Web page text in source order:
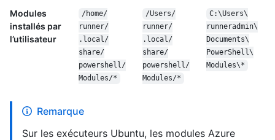
Modules
installés par
l’utilisateur
/home/
runner/
.local/
share/
powershell/
Modules/*
/Users/
runner/
.local/
share/
powershell/
Modules/*
C:\Users\
runneradmin\
Documents\
PowerShell\
Modules\*
Remarque
Sur les exécuteurs Ubuntu, les modules Azure